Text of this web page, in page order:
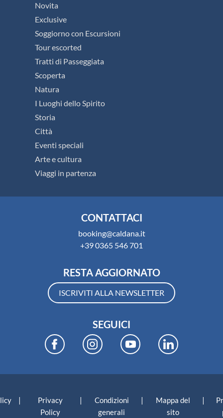
Novita
Exclusive
Soggiorno con Escursioni
Tour escorted
Tratti di Passeggiata
Scoperta
Natura
I Luoghi dello Spirito
Storia
Città
Eventi speciali
Arte e cultura
Viaggi in partenza
CONTATTACI
booking@caldana.it
+39 0365 546 701
RESTA AGGIORNATO
ISCRIVITI ALLA NEWSLETTER
SEGUICI
|
Privacy
Policy
|
Condizioni
generali
|
Mappa del
sito
|